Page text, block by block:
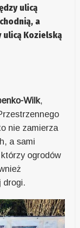
ulicą
a
ulicą Kozielską
Wilk,
nie zamierza
a sami
ogrodów
drogi.